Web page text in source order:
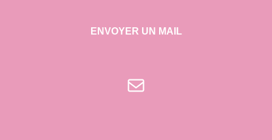
ENVOYER UN MAIL
E-mail